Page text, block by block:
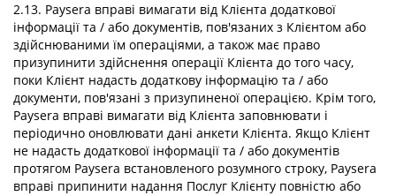
2.13. Paysera вправі вимагати від Клієнта додаткової
інформації та / або документів, пов'язаних з Клієнтом або
здійснюваними їм операціями, а також має право
призупинити здійснення операції Клієнта до того часу,
поки Клієнт надасть додаткову інформацію та / або
документи, пов'язані з призупиненої операцією. Крім того,
Paysera вправі вимагати від Клієнта заповнювати і
періодично оновлювати дані анкети Клієнта. Якщо Клієнт
не надасть додаткової інформації та / або документів
протягом Paysera встановленого розумного строку, Paysera
вправі припинити надання Послуг Клієнту повністю або